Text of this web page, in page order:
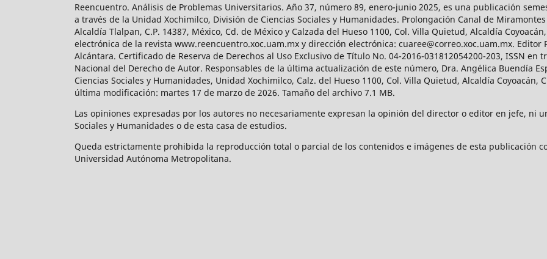
Reencuentro. Análisis de Problemas Universitarios. Año 37, número 89, enero-junio 2025, es una publicación
a través de la Unidad Xochimilco, División de Ciencias Sociales y Humanidades. Prolongación Canal de Miramontes
Alcaldía Tlalpan, C.P. 14387, México, Cd. de México y Calzada del Hueso 1100, Col. Villa Quietud, Alcaldía
electrónica de la revista www.reencuentro.xoc.uam.mx y dirección electrónica: cuaree@correo.xoc.uam.mx. Editor
Alcántara. Certificado de Reserva de Derechos al Uso Exclusivo de Título No. 04-2016-031812054200-203, ISSN
Nacional del Derecho de Autor. Responsables de la última actualización de este número, Dra. Angélica Buendía
Ciencias Sociales y Humanidades, Unidad Xochimilco, Calz. del Hueso 1100, Col. Villa Quietud, Alcaldía Coyoacán,
última modificación: martes 17 de marzo de 2026. Tamaño del archivo 7.1 MB.
Las opiniones expresadas por los autores no necesariamente expresan la opinión del director o editor en jefe, ni
Sociales y Humanidades o de esta casa de estudios.
Queda estrictamente prohibida la reproducción total o parcial de los contenidos e imágenes de esta publicación
Universidad Autónoma Metropolitana.